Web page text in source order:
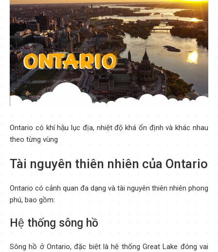
Ontario có khí hậu lục địa, nhiệt độ khá ổn định và khác nhau
theo từng vùng
Tài nguyên thiên nhiên của Ontario
Ontario có cảnh quan đa dạng và tài nguyên thiên nhiên phong
phú, bao gồm:
Hệ thống sông hồ
Sông hồ ở Ontario, đặc biệt là hệ thống Great Lake đóng vai